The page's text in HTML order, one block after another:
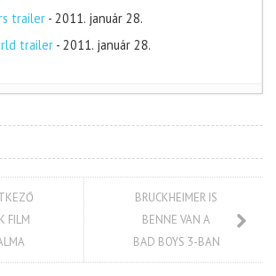
trailer - 2011. január 28.
trailer - 2011. január 28.
FILM
BRUCKHEIMER IS
BENNE VAN A
BAD BOYS 3-BAN